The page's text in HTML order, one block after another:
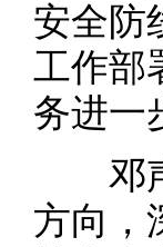
安全防
工作部
务进一
邓声
方向，